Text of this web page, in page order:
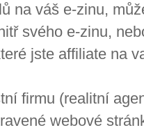
na váš e-zinu,
svého e-zinu,
jste affiliate na
firmu (realitní
webové